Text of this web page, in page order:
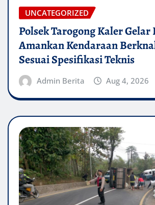
UNCATEGORIZED
Polsek Tarogong Kaler
Amankan Kendaraan
Sesuai Spesifikasi Teknis
Admin Berita Aug 4, 2026